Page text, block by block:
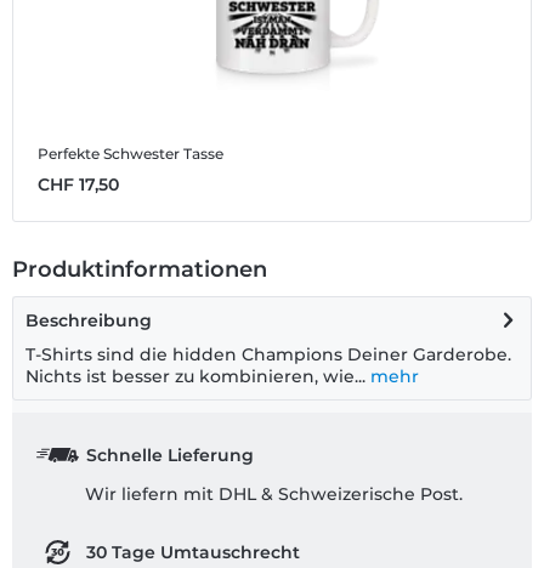
Perfekte Schwester Tasse
CHF 17,50
Produktinformationen
Beschreibung
T-Shirts sind die hidden Champions Deiner Garderobe.
Nichts ist besser zu kombinieren, wie... mehr
Schnelle Lieferung
Wir liefern mit DHL & Schweizerische Post.
30 Tage Umtauschrecht